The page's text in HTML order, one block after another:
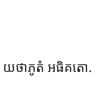
យថាភូតំ អធិគតោ.